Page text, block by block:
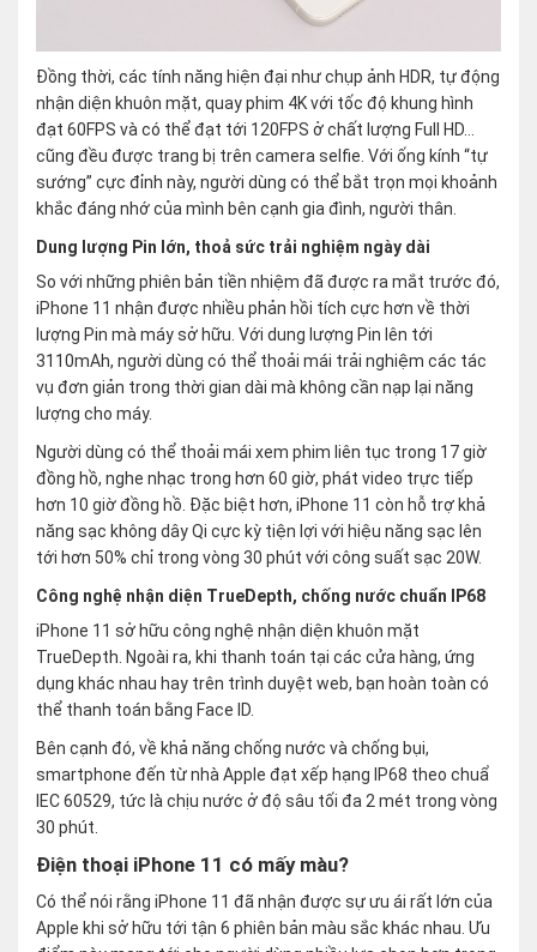
Đồng thời, các tính năng hiện đại như chụp ảnh HDR, tự động
nhận diện khuôn mặt, quay phim 4K với tốc độ khung hình
đạt 60FPS và có thể đạt tới 120FPS ở chất lượng Full HD…
cũng đều được trang bị trên camera selfie. Với ống kính “tự
sướng” cực đỉnh này, người dùng có thể bắt trọn mọi khoảnh
khắc đáng nhớ của mình bên cạnh gia đình, người thân.
Dung lượng Pin lớn, thoả sức trải nghiệm ngày dài
So với những phiên bản tiền nhiệm đã được ra mắt trước đó,
iPhone 11 nhận được nhiều phản hồi tích cực hơn về thời
lượng Pin mà máy sở hữu. Với dung lượng Pin lên tới
3110mAh, người dùng có thể thoải mái trải nghiệm các tác
vụ đơn giản trong thời gian dài mà không cần nạp lại năng
lượng cho máy.
Người dùng có thể thoải mái xem phim liên tục trong 17 giờ
đồng hồ, nghe nhạc trong hơn 60 giờ, phát video trực tiếp
hơn 10 giờ đồng hồ. Đặc biệt hơn, iPhone 11 còn hỗ trợ khả
năng sạc không dây Qi cực kỳ tiện lợi với hiệu năng sạc lên
tới hơn 50% chỉ trong vòng 30 phút với công suất sạc 20W.
Công nghệ nhận diện TrueDepth, chống nước chuẩn IP68
iPhone 11 sở hữu công nghệ nhận diện khuôn mặt
TrueDepth. Ngoài ra, khi thanh toán tại các cửa hàng, ứng
dụng khác nhau hay trên trình duyệt web, bạn hoàn toàn có
thể thanh toán bằng Face ID.
Bên cạnh đó, về khả năng chống nước và chống bụi,
smartphone đến từ nhà Apple đạt xếp hạng IP68 theo chuẩ
IEC 60529, tức là chịu nước ở độ sâu tối đa 2 mét trong vòng
30 phút.
Điện thoại iPhone 11 có mấy màu?
Có thể nói rằng iPhone 11 đã nhận được sự ưu ái rất lớn của
Apple khi sở hữu tới tận 6 phiên bản màu sắc khác nhau. Ưu